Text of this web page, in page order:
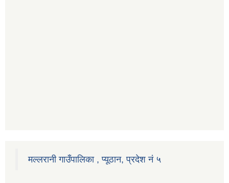
मल्लरानी गाउँपालिका , प्यूठान, प्रदेश नं ५